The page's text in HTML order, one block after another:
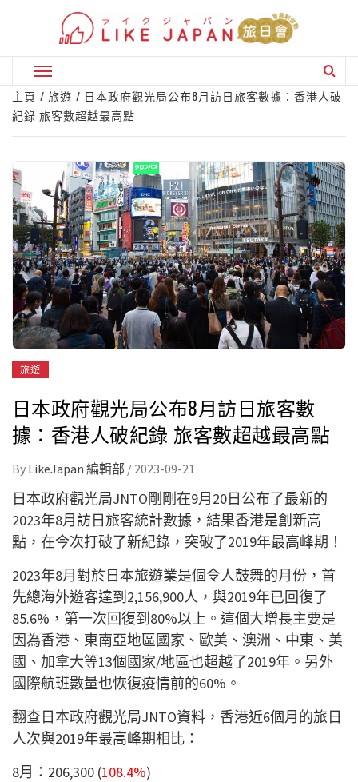
Primary
Menu
主頁 旅遊
日本政府觀光局公布8月訪日旅客數據：香港人破
紀錄 旅客數超越最高點
旅遊
日本政府觀光局公布8月訪日旅客數
據：香港人破紀錄 旅客數超越最高點
By LikeJapan 編輯部 / 2023-09-21
日本政府觀光局JNTO剛剛在9月20日公布了最新的
2023年8月訪日旅客統計數據，結果香港是創新高
點，在今次打破了新紀錄，突破了2019年最高峰期！
2023年8月對於日本旅遊業是個令人鼓舞的月份，首
先總海外遊客達到2,156,900人，與2019年已回復了
85.6%，第一次回復到80%以上。這個大增長主要是
因為香港、東南亞地區國家、歐美、澳洲、中東、美
國、加拿大等13個國家/地區也超越了2019年。另外
國際航班數量也恢復疫情前的60%。
翻查日本政府觀光局JNTO資料，香港近6個月的旅日
人次與2019年最高峰期相比：
8月：206,300 (108.4%)